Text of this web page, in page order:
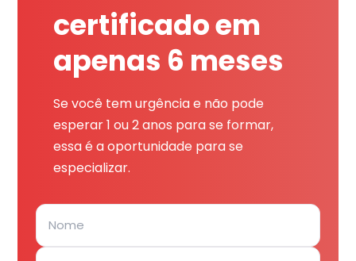
certificado em
apenas 6 meses
Se você tem urgência e não pode
esperar 1 ou 2 anos para se formar,
essa é a oportunidade para se
especializar.